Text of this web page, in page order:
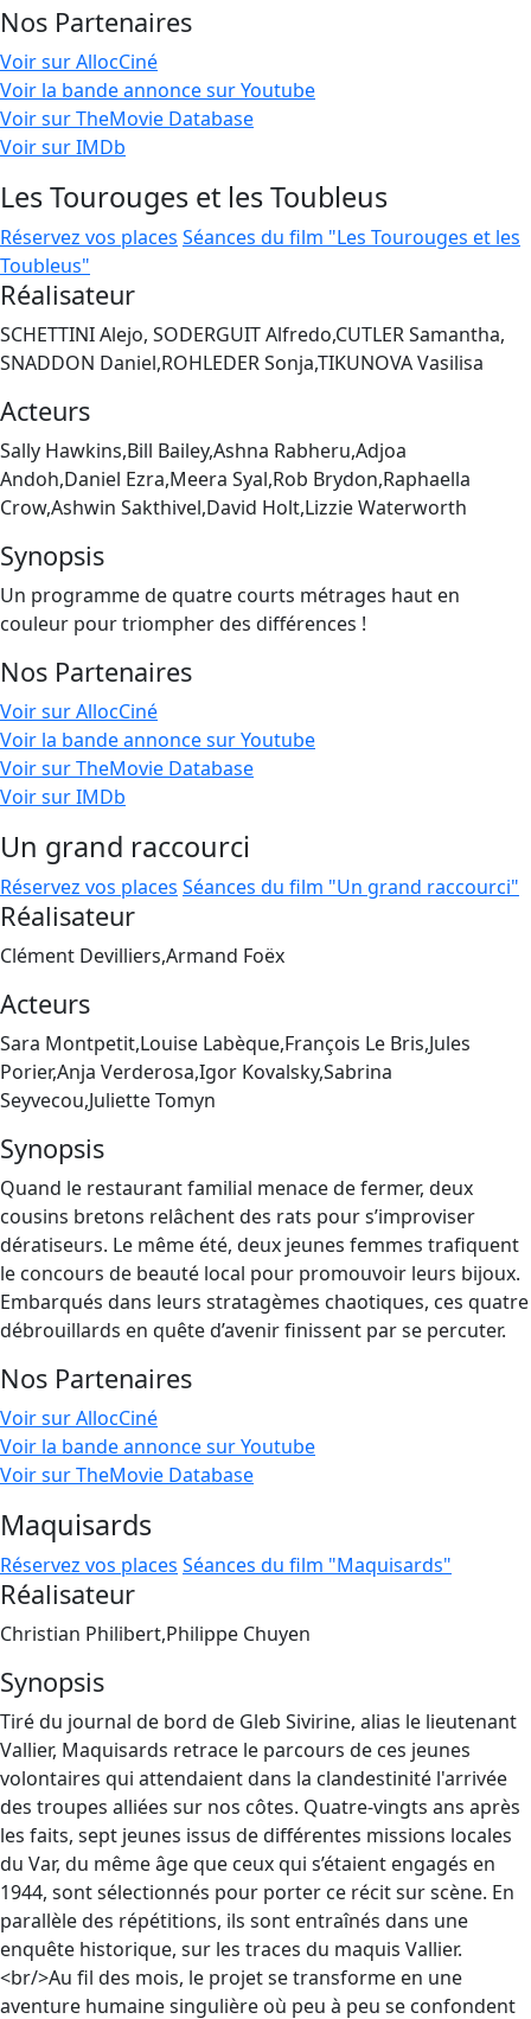
Nos Partenaires
Voir sur AllocCiné
Voir la bande annonce sur Youtube
Voir sur TheMovie Database
Voir sur IMDb
Les Tourouges et les Toubleus
Réservez vos places Séances du film "Les Tourouges et les
Toubleus"
Réalisateur
SCHETTINI Alejo, SODERGUIT Alfredo,CUTLER Samantha,
SNADDON Daniel,ROHLEDER Sonja,TIKUNOVA Vasilisa
Acteurs
Sally Hawkins,Bill Bailey,Ashna Rabheru,Adjoa
Andoh,Daniel Ezra,Meera Syal,Rob Brydon,Raphaella
Crow,Ashwin Sakthivel,David Holt,Lizzie Waterworth
Synopsis
Un programme de quatre courts métrages haut en
couleur pour triompher des différences !
Nos Partenaires
Voir sur AllocCiné
Voir la bande annonce sur Youtube
Voir sur TheMovie Database
Voir sur IMDb
Un grand raccourci
Réservez vos places Séances du film "Un grand raccourci"
Réalisateur
Clément Devilliers,Armand Foëx
Acteurs
Sara Montpetit,Louise Labèque,François Le Bris,Jules
Porier,Anja Verderosa,Igor Kovalsky,Sabrina
Seyvecou,Juliette Tomyn
Synopsis
Quand le restaurant familial menace de fermer, deux
cousins bretons relâchent des rats pour s’improviser
dératiseurs. Le même été, deux jeunes femmes trafiquent
le concours de beauté local pour promouvoir leurs bijoux.
Embarqués dans leurs stratagèmes chaotiques, ces quatre
débrouillards en quête d’avenir finissent par se percuter.
Nos Partenaires
Voir sur AllocCiné
Voir la bande annonce sur Youtube
Voir sur TheMovie Database
Maquisards
Réservez vos places Séances du film "Maquisards"
Réalisateur
Christian Philibert,Philippe Chuyen
Synopsis
Tiré du journal de bord de Gleb Sivirine, alias le lieutenant
Vallier, Maquisards retrace le parcours de ces jeunes
volontaires qui attendaient dans la clandestinité l'arrivée
des troupes alliées sur nos côtes. Quatre-vingts ans après
les faits, sept jeunes issus de différentes missions locales
du Var, du même âge que ceux qui s’étaient engagés en
1944, sont sélectionnés pour porter ce récit sur scène. En
parallèle des répétitions, ils sont entraînés dans une
enquête historique, sur les traces du maquis Vallier.
<br/>Au fil des mois, le projet se transforme en une
aventure humaine singulière où peu à peu se confondent